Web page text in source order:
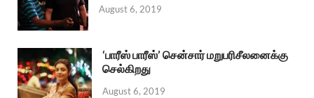
August 6, 2019
‘பாரீஸ் பாரீஸ்’ சென்சார் மறுபரிசீலனைக்கு
செல்கிறது
August 6, 2019